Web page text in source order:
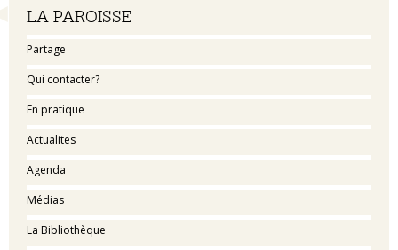
Navigation
LA PAROISSE
Partage
Qui contacter?
En pratique
Actualites
Agenda
Médias
La Bibliothèque